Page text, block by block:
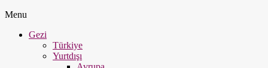
Menu
Gezi
Türkiye
Yurtdışı